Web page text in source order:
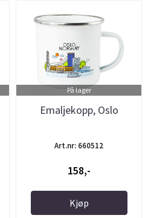
På lager
Emaljekopp, Oslo
Art.nr: 660512
158,-
Kjøp